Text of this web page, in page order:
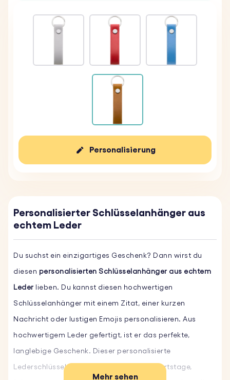
Personalisierung
Personalisierter Schlüsselanhänger aus
echtem Leder
Du suchst ein einzigartiges Geschenk? Dann wirst du
diesen personalisierten Schlüsselanhänger aus echtem
Lederlieben. Du kannst diesen hochwertigen
Schlüsselanhänger mit einem Zitat, einer kurzen
Nachricht oder lustigen Emojis personalisieren. Aus
hochwertigem Leder gefertigt, ist er das perfekte,
langlebige Geschenk. Dieser personalisierte
Lederschlüsselanhänger ist ideal für Geburtstage,
Mehr sehen